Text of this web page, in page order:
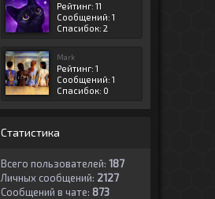
Рейтинг: 11
Сообщений: 1
Спасибок: 2
Mark
Рейтинг: 1
Сообщений: 1
Спасибок: 0
Статистика
Всего пользователей: 187
Личных сообщений: 2127
Сообщений в чате: 873